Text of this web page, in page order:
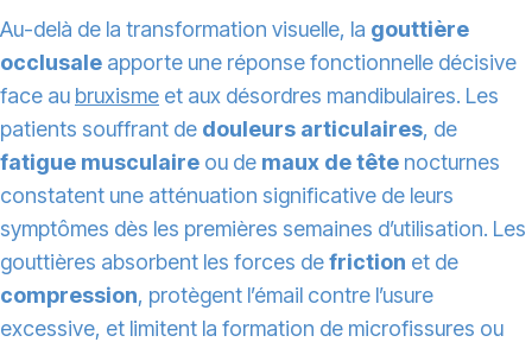
Au-delà de la transformation visuelle, la gouttière
occlusale apporte une réponse fonctionnelle décisive
face au bruxisme et aux désordres mandibulaires. Les
patients souffrant de douleurs articulaires, de
fatigue musculaire ou de maux de tête nocturnes
constatent une atténuation significative de leurs
symptômes dès les premières semaines d’utilisation. Les
gouttières absorbent les forces defriction et de
compression, protègent l’émail contre l’usure
excessive, et limitent la formation de microfissures ou